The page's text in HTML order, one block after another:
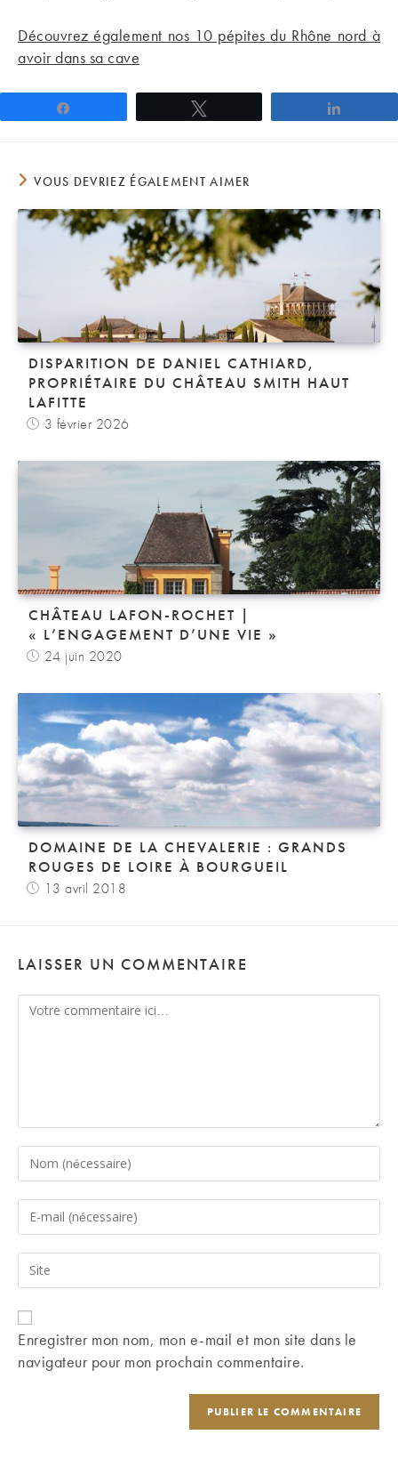
Découvrez également nos 10 pépites du Rhône nord à
avoir dans sa cave
VOUS DEVRIEZ ÉGALEMENT AIMER
DISPARITION DE DANIEL CATHIARD,
PROPRIÉTAIRE DU CHÂTEAU SMITH HAUT
LAFITTE
3 février 2026
CHÂTEAU LAFON-ROCHET |
« L’ENGAGEMENT D’UNE VIE »
24 juin 2020
DOMAINE DE LA CHEVALERIE : GRANDS
ROUGES DE LOIRE À BOURGUEIL
13 avril 2018
LAISSER UN COMMENTAIRE
Comment
Enter
your
name
comment
Enter
your
email
address
comment
Saisir
l’URL
de
votre
(facultatif)
Enregistrer mon nom, mon e-mail et mon site dans le
navigateur pour mon prochain commentaire.